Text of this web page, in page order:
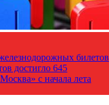
билетов
достигло 645
с начала лета